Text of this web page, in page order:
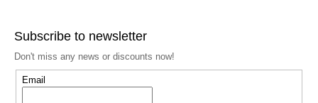
Subscribe to newsletter
Don't miss any news or discounts now!
Email